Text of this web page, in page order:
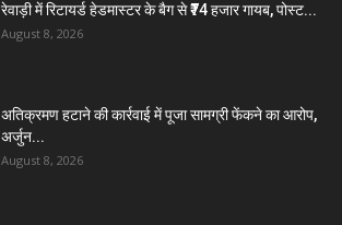
रेवाड़ी में रिटायर्ड हेडमास्टर के बैग से ₹74 हजार गायब, पोस्ट...
August 8, 2026
अतिक्रमण हटाने की कार्रवाई में पूजा सामग्री फेंकने का आरोप,
अर्जुन...
August 8, 2026